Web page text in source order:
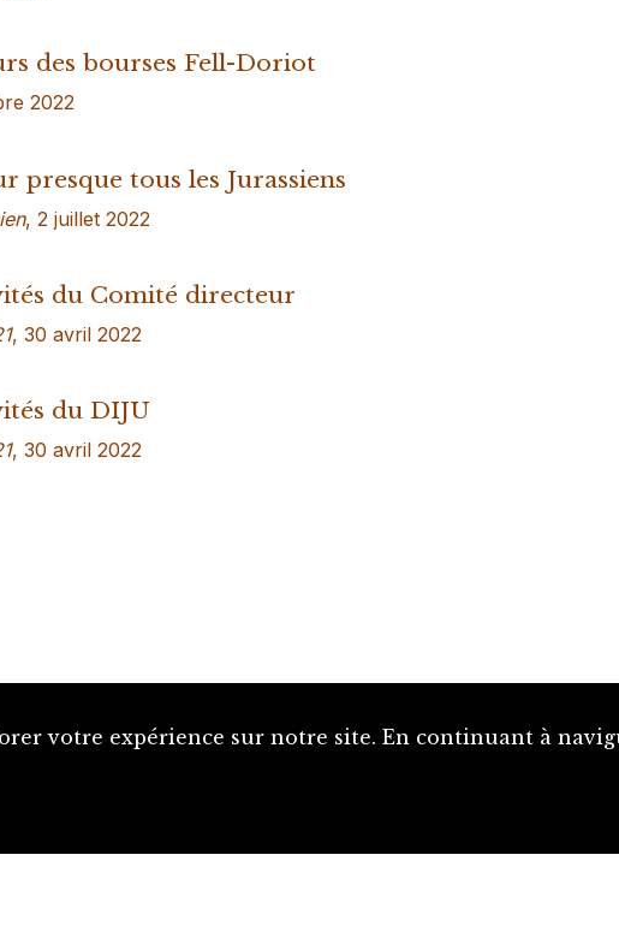
des bourses Fell-Doriot
2022
presque tous les Jurassiens
, 2 juillet 2022
du Comité directeur
, 30 avril 2022
du DIJU
, 30 avril 2022
votre expérience sur notre site. En continuant à